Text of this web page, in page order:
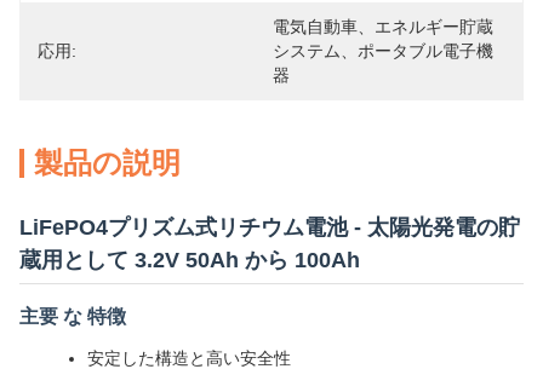
応用:
電気自動車、エネルギー貯蔵
システム、ポータブル電子機
器
製品の説明
LiFePO4プリズム式リチウム電池 - 太陽光発電の貯
蔵用として 3.2V 50Ah から 100Ah
主要 な 特徴
安定した構造と高い安全性